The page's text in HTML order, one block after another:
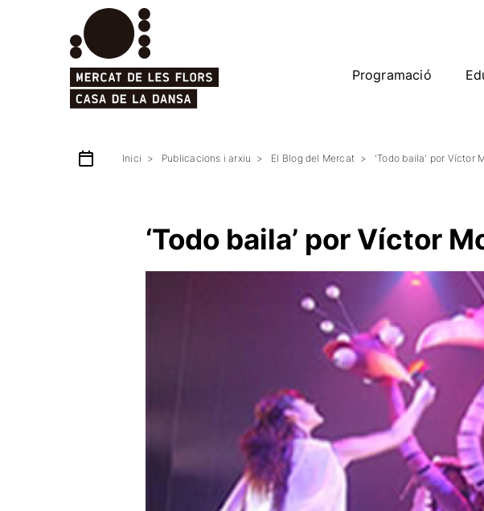
Programació
Inici Publicacions i arxiu El Blog del Mercat 'Todo baila' por Víctor
‘Todo baila’ por Víctor